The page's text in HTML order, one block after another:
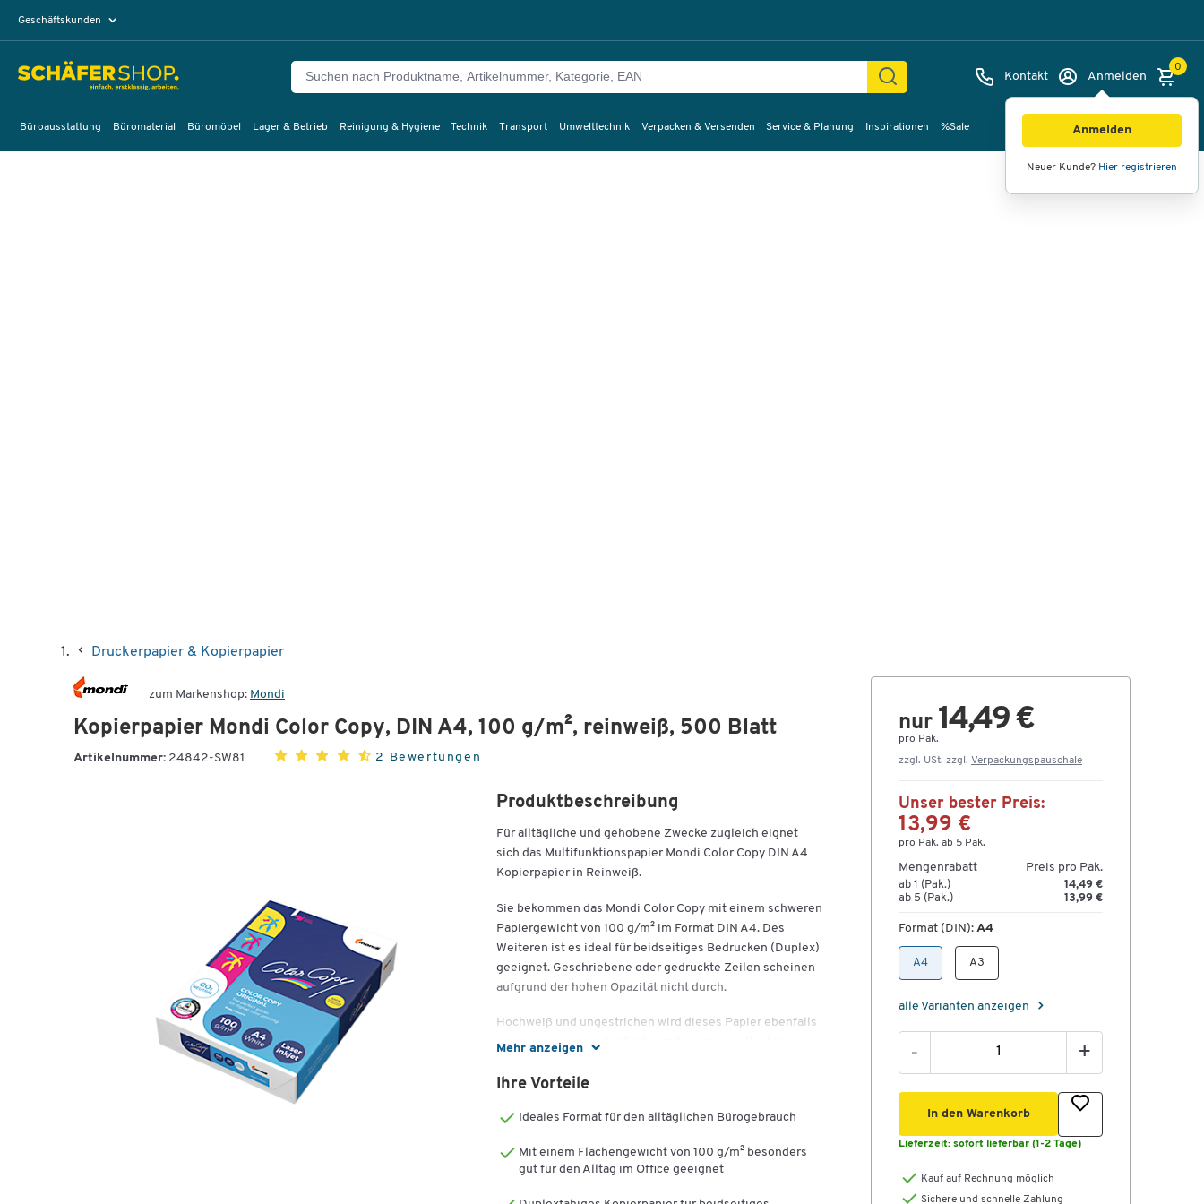
Geschäftskunden
Kontakt Anmelden
Anmelden
Neuer Kunde? Hier registrieren
0
Büroausstattung Büromaterial Büromöbel Lager & Betrieb Reinigung & Hygiene Technik Transport Umwelttechnik Verpacken & Versenden Service & Planung Inspirationen %Sale
Druckerpapier & Kopierpapier
zum Markenshop: Mondi
Kopierpapier Mondi Color Copy, DIN A4, 100 g/m², reinweiß, 500 Blatt
Artikelnummer: 24842-SW81 2 Bewertungen
Mehr anzeigen
Produktbeschreibung
Für alltägliche und gehobene Zwecke zugleich eignet
sich das Multifunktionspapier Mondi Color Copy DIN A4
Kopierpapier in Reinweiß.
Sie bekommen das Mondi Color Copy mit einem schweren
Papiergewicht von 100 g/m² im Format DIN A4. Des
Weiteren ist es ideal für beidseitiges Bedrucken (Duplex)
geeignet. Geschriebene oder gedruckte Zeilen scheinen
aufgrund der hohen Opazität nicht durch.
Hochweiß und ungestrichen wird dieses Papier ebenfalls
durch eine glatte Oberfläche und einen exzellenten
Qualität und ausgezeichnete Druckresultate. Das Plus an
Trocknung: Das Qualitätsmerkmal ColorLok® holt aus
qualitätsorientierten Informationsaustausch, nach innen
Mehrwert.
Ihre Vorteile
Ideales Format für den alltäglichen Bürogebrauch
Mit einem Flächengewicht von 100 g/m² besonders
gut für den Alltag im Office geeignet
nur 14,49 €
pro Pak.
zzgl. USt. zzgl. Verpackungspauschale
Unser bester Preis:
13,99 €
pro Pak. ab 5 Pak.
Mengenrabatt Preis pro Pak.
ab 1 (Pak.)
14,49 €
ab 5 (Pak.)
13,99 €
Format (DIN): A4
A4 A3
alle Varianten anzeigen
- +
In den Warenkorb
Lieferzeit: sofort lieferbar (1-2 Tage)
Kauf auf Rechnung möglich
Sichere und schnelle Zahlung
Bilder Videos 360°-Ansicht